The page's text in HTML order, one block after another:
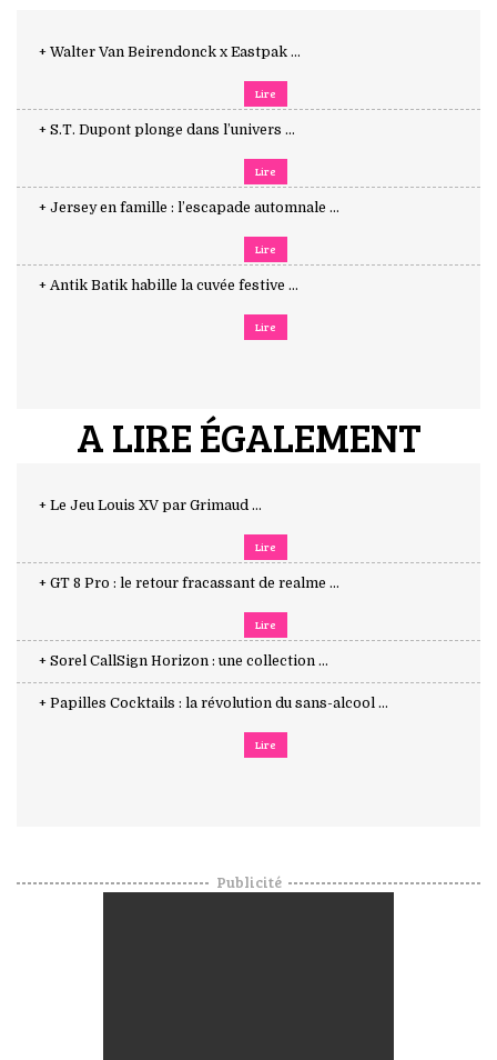
+ Walter Van Beirendonck x Eastpak ...
Lire
+ S.T. Dupont plonge dans l’univers ...
Lire
+ Jersey en famille : l’escapade automnale ...
Lire
+ Antik Batik habille la cuvée festive ...
Lire
A LIRE ÉGALEMENT
+ Le Jeu Louis XV par Grimaud ...
Lire
+ GT 8 Pro : le retour fracassant de realme ...
Lire
+ Sorel CallSign Horizon : une collection ...
+ Papilles Cocktails : la révolution du sans-alcool ...
Lire
Publicité